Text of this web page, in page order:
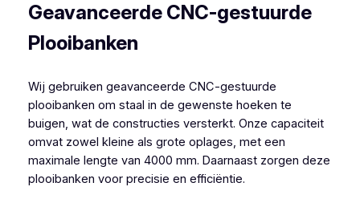
Geavanceerde CNC-gestuurde
Plooibanken
Wij gebruiken geavanceerde CNC-gestuurde
plooibanken om staal in de gewenste hoeken te
buigen, wat de constructies versterkt. Onze capaciteit
omvat zowel kleine als grote oplages, met een
maximale lengte van 4000 mm. Daarnaast zorgen deze
plooibanken voor precisie en efficiëntie.